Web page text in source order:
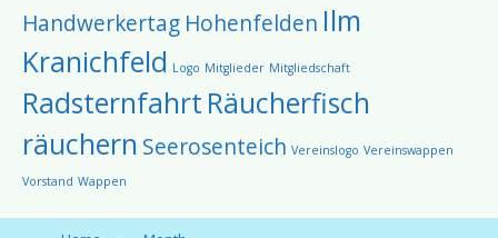
Handwerkertag Hohenfelden Ilm
Kranichfeld Logo Mitglieder Mitgliedschaft
Radsternfahrt Räucherfisch
räuchern Seerosenteich Vereinslogo Vereinswappen
Vorstand Wappen